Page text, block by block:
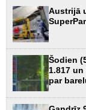
Austrijā
Šodien
1.817 un
par